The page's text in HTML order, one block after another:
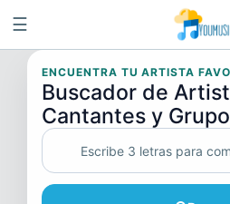
☰
ENCUENTRA TU ARTISTA
Buscador de
Cantantes y